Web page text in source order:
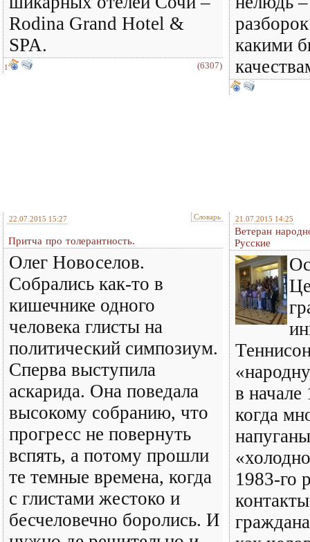
Rodina Grand Hotel &
SPA.
1 (6307)
какими
22.07.2015 15:27 Словарь
Притча про толерантность.
Олег Новоселов.
Собрались как-то в
кишечнике одного
человека глисты на
политический симпозиум.
Сперва выступила
аскарида. Она поведала
высокому собранию, что
прогресс не повернуть
вспять, а потому прошли
те темные времена, когда
с глистами жестоко и
бесчеловечно боролись. И
21.07.2015 14:25
Ветеран
Русские
в начале
когда
1983-го